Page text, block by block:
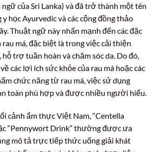
của Sri Lanka) và đã trở thành một tên
học Ayurvedic và các cộng đồng thảo
Thuật ngữ này nhấn mạnh đến các đặc
má, đặc biệt là trong việc cải thiện
trợ tuần hoàn và chăm sóc da. Do đó,
các lợi ích sức khỏe của rau má hoặc các
chức năng từ rau má, việc sử dụng
toàn phù hợp và được nhiều người hiểu.
cảnh ẩm thực Việt Nam, “Centella
“Pennywort Drink” thường được ưa
mô tả trực tiếp thức uống giải khát